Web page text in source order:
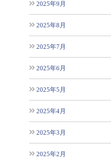
2025年9月
2025年8月
2025年7月
2025年6月
2025年5月
2025年4月
2025年3月
2025年2月